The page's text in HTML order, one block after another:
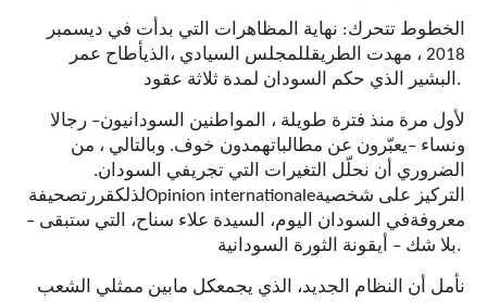
الخطوط تتحرك: نهاية المظاهرات التي بدأت في ديسمبر
2018 ، مهدت الطريقللمجلس السيادي ، الذيأطاح عمر
البشير الذي حكم السودان لمدة ثلاثة عقود .
لأول مرة منذ فترة طويلة ، المواطنين السودانيون– رجالا
ونساء –يعبّرون عن مطالباتهمدون خوف. وبالتالي ، من
الضروري أن نحلّل التغيرات التي تجريفي السودان.
لذلكقررتصحيفة Opinion internationaleالتركيز على شخصية
معروفةفي السودان اليوم، السيدة علاء سناح، التي ستبقى –
بلا شك – أيقونة الثورة السودانية .
نأمل أن النظام الجديد، الذي يجمعكل مابين ممثلي الشعب